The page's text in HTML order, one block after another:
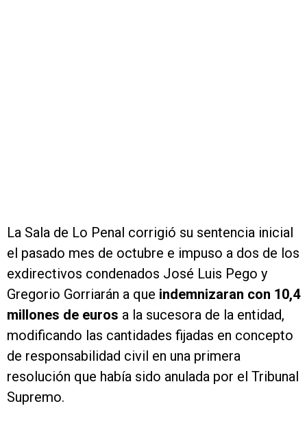
La Sala de Lo Penal corrigió su sentencia inicial
el pasado mes de octubre e impuso a dos de los
exdirectivos condenados José Luis Pego y
Gregorio Gorriarán a que indemnizaran con 10,4
millones de euros a la sucesora de la entidad,
modificando las cantidades fijadas en concepto
de responsabilidad civil en una primera
resolución que había sido anulada por el Tribunal
Supremo.